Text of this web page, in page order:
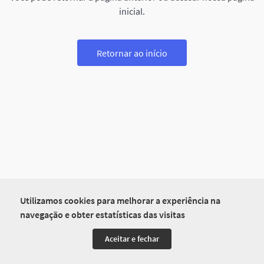
Utilizamos cookies para melhorar a experiência na
navegação e obter estatísticas das visitas
Aceitar e fechar
inicial.
Retornar ao início